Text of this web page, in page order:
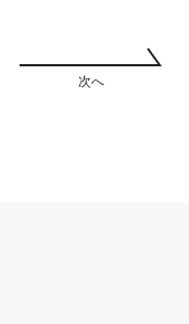
次へ